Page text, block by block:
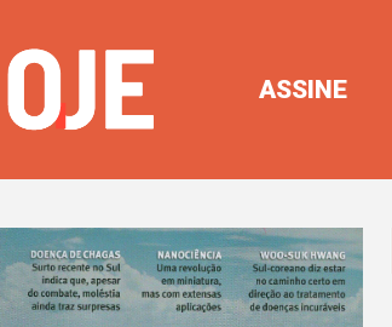
ASSINE